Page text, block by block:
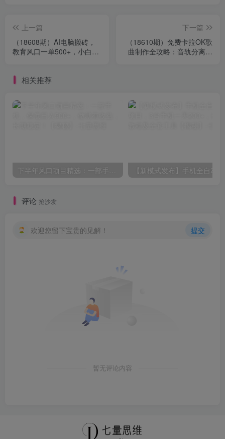
上一篇
（18608期）AI电脑搬砖，
教育风口一单500+，小白可
下一篇
（18610期）免费卡拉OK歌
曲制作全攻略：音轨分离字
相关推荐
评论 抢沙发
欢迎您留下宝贵的见解！ 提交
暂无评论内容